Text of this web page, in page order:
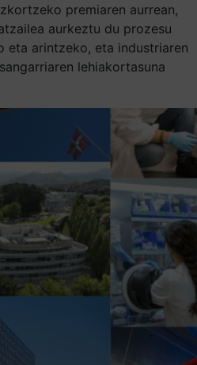
premiaren aurrean,
aurkeztu du prozesu
eta arintzeko, eta industriaren
lehiakortasuna